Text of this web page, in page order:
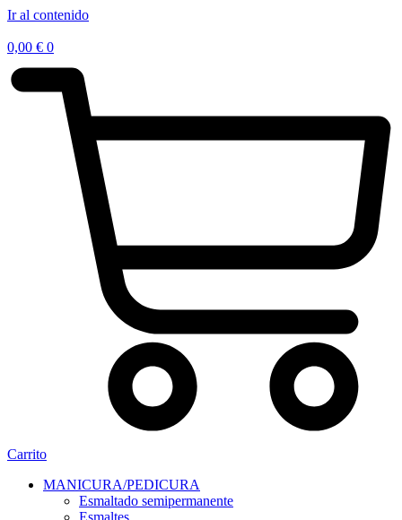
Ir al contenido
0,00 € 0
Carrito
MANICURA/PEDICURA
Esmaltado semipermanente
Esmaltes